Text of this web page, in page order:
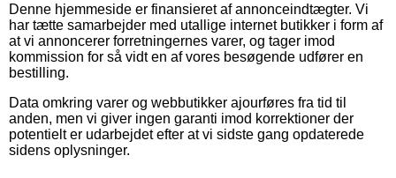
Denne hjemmeside er finansieret af annonceindtægter. Vi
har tætte samarbejder med utallige internet butikker i form af
at vi annoncerer forretningernes varer, og tager imod
kommission for så vidt en af vores besøgende udfører en
bestilling.
Data omkring varer og webbutikker ajourføres fra tid til
anden, men vi giver ingen garanti imod korrektioner der
potentielt er udarbejdet efter at vi sidste gang opdaterede
sidens oplysninger.